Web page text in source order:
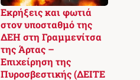
Εκρήξεις και φωτιά
στον υποσταθμό της
ΔΕΗ στη Γραμμενίτσα
της Άρτας –
Επιχείρηση της
Πυροσβεστικής (ΔΕΙΤΕ